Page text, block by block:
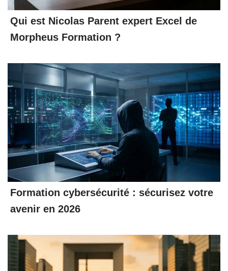
Qui est Nicolas Parent expert Excel de
Morpheus Formation ?
Formation cybersécurité : sécurisez votre
avenir en 2026